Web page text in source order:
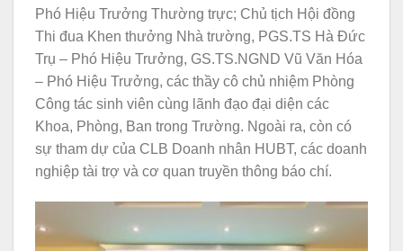
Phó Hiệu Trưởng Thường trực; Chủ tịch Hội đồng
Thi đua Khen thưởng Nhà trường, PGS.TS Hà Đức
Trụ – Phó Hiệu Trưởng, GS.TS.NGND Vũ Văn Hóa
– Phó Hiệu Trưởng, các thầy cô chủ nhiệm Phòng
Công tác sinh viên cùng lãnh đạo đại diện các
Khoa, Phòng, Ban trong Trường. Ngoài ra, còn có
sự tham dự của CLB Doanh nhân HUBT, các doanh
nghiệp tài trợ và cơ quan truyền thông báo chí.